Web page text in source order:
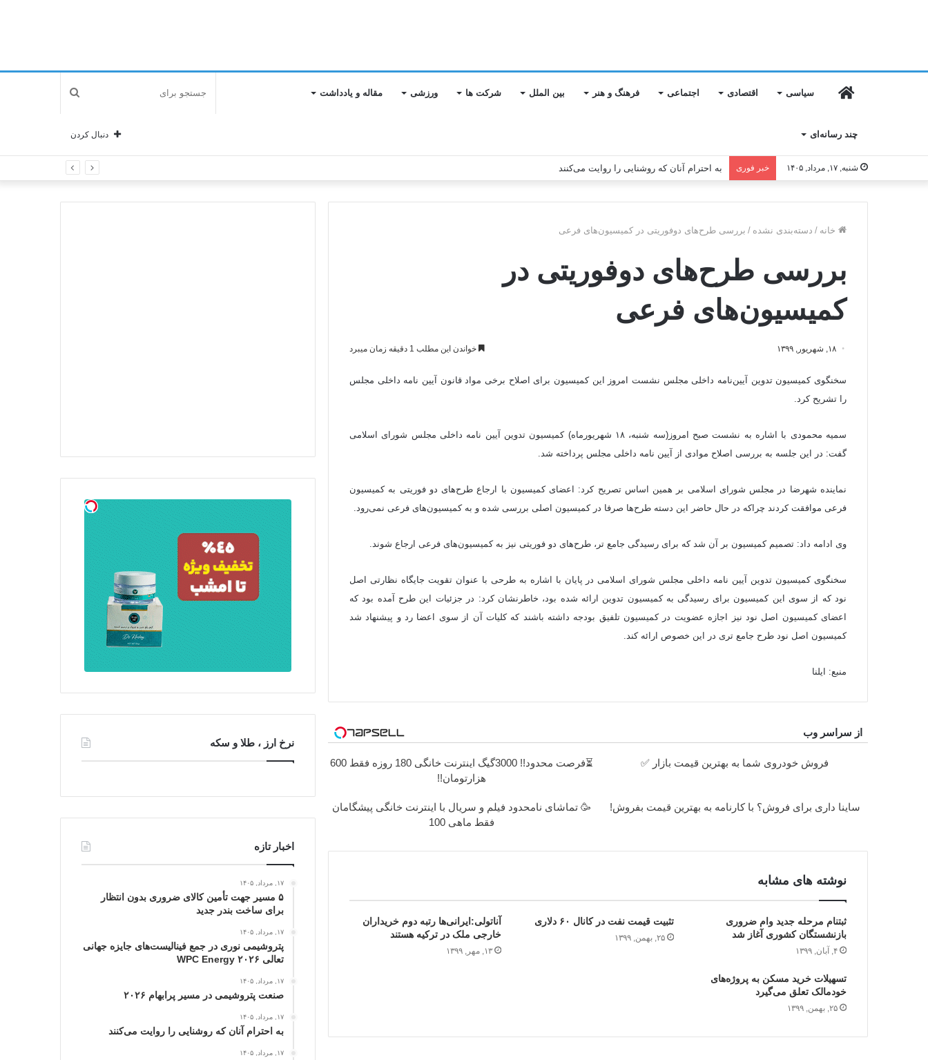
سیاسی اقتصادی اجتماعی فرهنگ و هنر بین الملل شرکت ها ورزشی مقاله و یادداشت
چند رسانه‌ای دنبال کردن
شنبه, ۱۷, مرداد, ۱۴۰۵ خبر فوری به احترام آنان که روشنایی را روایت می‌کنند
خانه / دسته‌بندی نشده / بررسی طرح‌های دوفوریتی در کمیسیون‌های فرعی
بررسی طرح‌های دوفوریتی در
کمیسیون‌های فرعی
۱۸, شهریور, ۱۳۹۹ خواندن این مطلب 1 دقیقه زمان میبرد
سخنگوی کمیسیون تدوین آیین‌نامه داخلی مجلس نشست امروز این کمیسیون برای اصلاح برخی مواد قانون آیین نامه داخلی مجلس
را تشریح کرد.
سمیه محمودی با اشاره به نشست صبح امروز(سه شنبه، ۱۸ شهریورماه) کمیسیون تدوین آیین نامه داخلی مجلس شورای اسلامی
گفت: در این جلسه به بررسی اصلاح موادی از آیین نامه داخلی مجلس پرداخته شد.
نماینده شهرضا در مجلس شورای اسلامی بر همین اساس تصریح کرد: اعضای کمیسیون با ارجاع طرح‌های دو فوریتی به کمیسیون
فرعی موافقت کردند چراکه در حال حاضر این دسته طرح‌ها صرفا در کمیسیون اصلی بررسی شده و به کمیسیون‌های فرعی نمی‌رود.
وی ادامه داد: تصمیم کمیسیون بر آن شد که برای رسیدگی جامع تر، طرح‌های دو فوریتی نیز به کمیسیون‌های فرعی ارجاع شوند.
سخنگوی کمیسیون تدوین آیین نامه داخلی مجلس شورای اسلامی در پایان با اشاره به طرحی با عنوان تقویت جایگاه نظارتی اصل
نود که از سوی این کمیسیون برای رسیدگی به کمیسیون تدوین ارائه شده بود، خاطرنشان کرد: در جزئیات این طرح آمده بود که
اعضای کمیسیون اصل نود نیز اجازه عضویت در کمیسیون تلفیق بودجه داشته باشند که کلیات آن از سوی اعضا رد و پیشنهاد شد
کمیسیون اصل نود طرح جامع تری در این خصوص ارائه کند.
منبع: ایلنا
از سراسر وب
فروش خودروی شما به بهترین قیمت بازار ✅
⏳فرصت محدود!! 3000گیگ اینترنت خانگی 180 روزه فقط 600
هزارتومان!!
ساینا داری برای فروش؟ با کارنامه به بهترین قیمت بفروش!
🥳 تماشای نامحدود فیلم و سریال با اینترنت خانگی پیشگامان
فقط ماهی 100
نوشته های مشابه
ثبت‎نام مرحله جدید وام ضروری
بازنشستگان کشوری آغاز شد
۴, آبان, ۱۳۹۹
تثبیت قیمت نفت در کانال ۶۰ دلاری
۲۵, بهمن, ۱۳۹۹
آناتولی:ایرانی‌ها رتبه دوم خریداران
خارجی ملک در ترکیه هستند
۱۳, مهر, ۱۳۹۹
تسهیلات خرید مسکن به پروژه‌های
خودمالک تعلق می‌گیرد
۲۵, بهمن, ۱۳۹۹
نرخ ارز ، طلا و سکه
اخبار تازه
۱۷, مرداد, ۱۴۰۵
۵ مسیر جهت تأمین کالای ضروری بدون انتظار
برای ساخت بندر جدید
۱۷, مرداد, ۱۴۰۵
پتروشیمی نوری در جمع فینالیست‌های جایزه جهانی
تعالی WPC Energy ۲۰۲۶
۱۷, مرداد, ۱۴۰۵
صنعت پتروشیمی در مسیر پرابهام ۲۰۲۶
۱۷, مرداد, ۱۴۰۵
به احترام آنان که روشنایی را روایت می‌کنند
۱۷, مرداد, ۱۴۰۵